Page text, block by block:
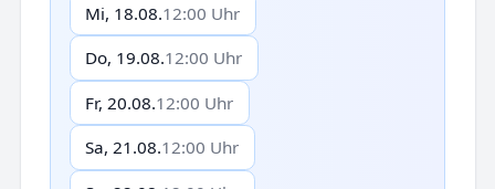
Mi, 18.08.12:00 Uhr
Do, 19.08.12:00 Uhr
Fr, 20.08.12:00 Uhr
Sa, 21.08.12:00 Uhr